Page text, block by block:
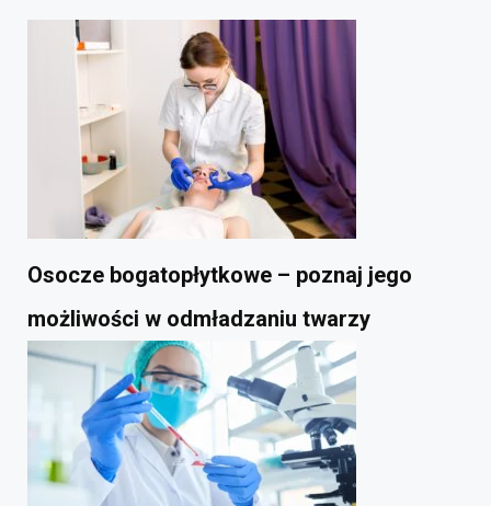
Osocze bogatopłytkowe – poznaj jego
możliwości w odmładzaniu twarzy